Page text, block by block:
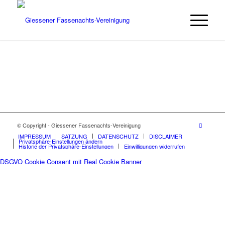
© Copyright - Giessener Fassenachts-Vereinigung
IMPRESSUM
SATZUNG DATENSCHUTZ DISCLAIMER
Privatsphäre-Einstellungen ändern
Historie der Privatsphäre-Einstellungen Einwilligungen widerrufen
DSGVO Cookie Consent mit Real Cookie Banner